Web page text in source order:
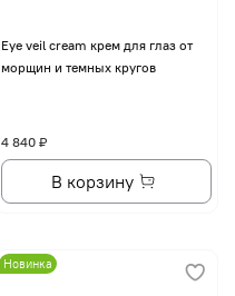
Eye veil cream крем для глаз от
морщин и темных кругов
4 840 ₽
В корзину
Новинка